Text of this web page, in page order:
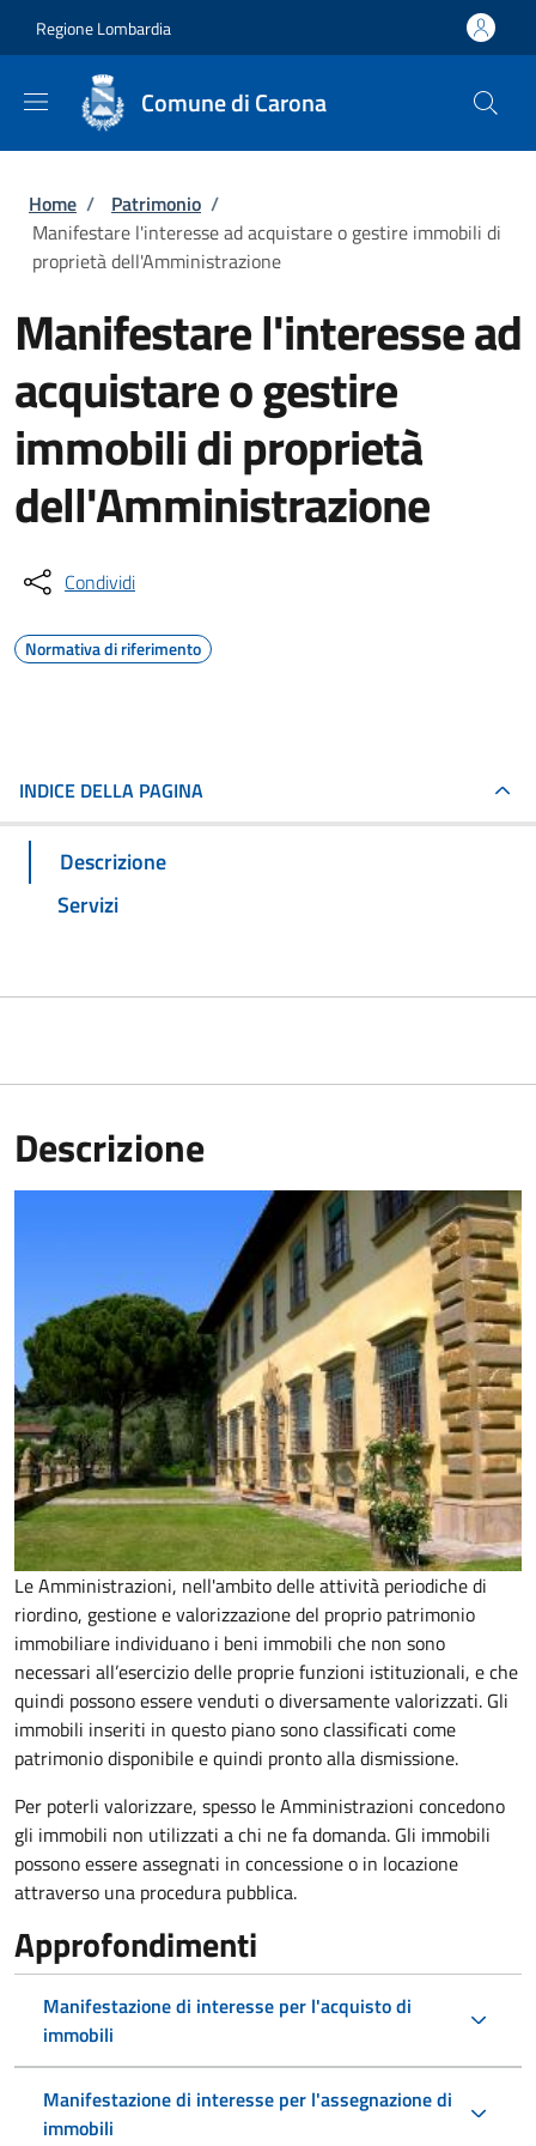
Regione Lombardia
Comune di Carona
Briciole di pane
Home / Patrimonio /
Manifestare l'interesse ad acquistare o gestire immobili di
proprietà dell'Amministrazione
Manifestare l'interesse ad
acquistare o gestire
immobili di proprietà
dell'Amministrazione
Condividi
Normativa di riferimento
INDICE DELLA PAGINA
Descrizione
Servizi
Descrizione
Le Amministrazioni, nell'ambito delle attività periodiche di
riordino, gestione e valorizzazione del proprio patrimonio
immobiliare individuano i beni immobili che non sono
necessari all’esercizio delle proprie funzioni istituzionali, e che
quindi possono essere venduti o diversamente valorizzati. Gli
immobili inseriti in questo piano sono classificati come
patrimonio disponibile e quindi pronto alla dismissione.
Per poterli valorizzare, spesso le Amministrazioni concedono
gli immobili non utilizzati a chi ne fa domanda. Gli immobili
possono essere assegnati in concessione o in locazione
attraverso una procedura pubblica.
Approfondimenti
Manifestazione di interesse per l'acquisto di
immobili
Manifestazione di interesse per l'assegnazione di
immobili